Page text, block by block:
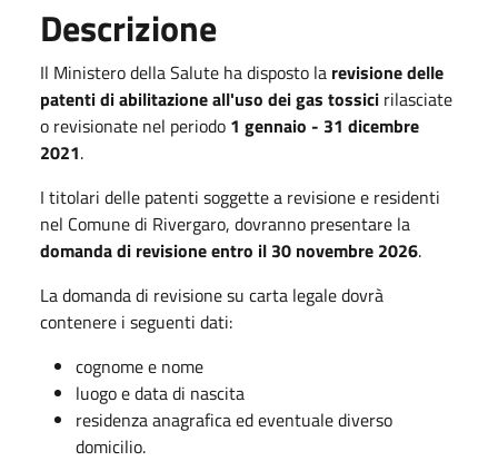
Descrizione
Il Ministero della Salute ha disposto la revisione delle
patenti di abilitazione all'uso dei gas tossici rilasciate
o revisionate nel periodo 1 gennaio - 31 dicembre
2021.
I titolari delle patenti soggette a revisione e residenti
nel Comune di Rivergaro, dovranno presentare la
domanda di revisione entro il 30 novembre 2026.
La domanda di revisione su carta legale dovrà
contenere i seguenti dati:
cognome e nome
luogo e data di nascita
residenza anagrafica ed eventuale diverso
domicilio.